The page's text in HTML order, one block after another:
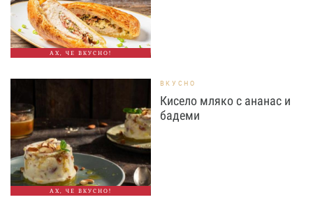
АХ, ЧЕ ВКУСНО!
АХ, ЧЕ ВКУСНО!
ВКУСНО
Кисело мляко с ананас и
бадеми